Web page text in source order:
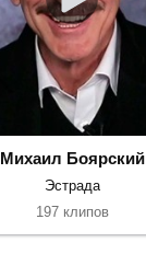
Михаил Боярский
Эстрада
197 клипов